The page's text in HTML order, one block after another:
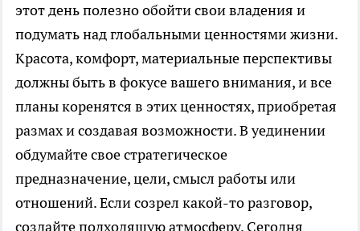
этот день полезно обойти свои владения и
подумать над глобальными ценностями жизни.
Красота, комфорт, материальные перспективы
должны быть в фокусе вашего внимания, и все
планы коренятся в этих ценностях, приобретая
размах и создавая возможности. В уединении
обдумайте свое стратегическое
предназначение, цели, смысл работы или
отношений. Если созрел какой-то разговор,
создайте подходящую атмосферу. Сегодня